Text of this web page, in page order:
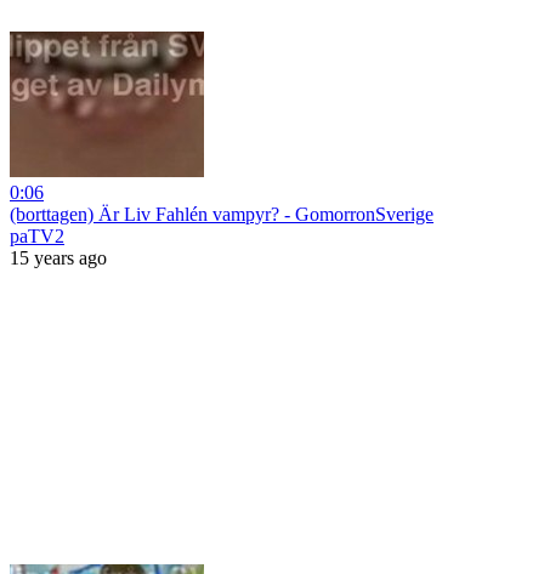
0:06
(borttagen) Är Liv Fahlén vampyr? - GomorronSverige
paTV2
15 years ago